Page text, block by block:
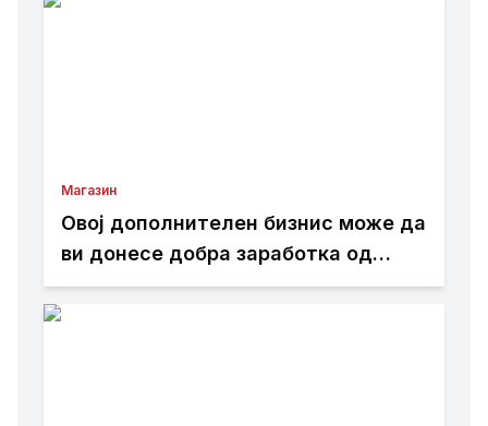
Магазин
Овој дополнителен бизнис може да
ви донесе добра заработка од
дома: Не ви треба голема почетна